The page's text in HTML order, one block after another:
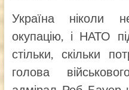
Україна ніколи
окупацію, і НАТО
стільки, скільки
голова